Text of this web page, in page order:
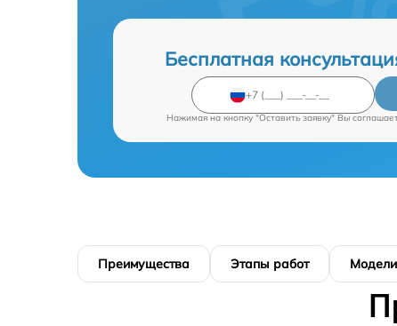
Бесплатная
Нажимая на кнопку "Оставить заявку" Вы
Преимущества Этапы работ Модели